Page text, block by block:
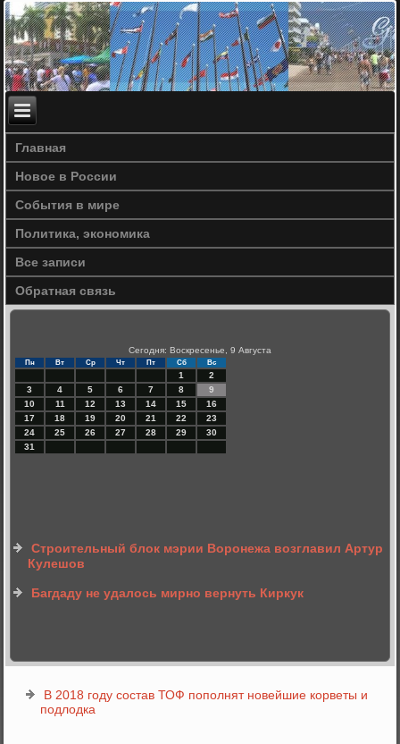
Главная
Новое в России
События в мире
Политика, экономика
Все записи
Обратная связь
Сегодня: Воскресенье, 9 Августа
Пн Вт Ср Чт Пт Сб Вс
1
2
3
4 5 6 7 8
9
10
11 12 13 14 15
16
17
18 19 20 21 22
23
24
25 26 27 28 29
30
31
Строительный блок мэрии Воронежа возглавил Артур
Кулешов
Багдаду не удалось мирно вернуть Киркук
В 2018 году состав ТОФ пополнят новейшие корветы и
подлодка